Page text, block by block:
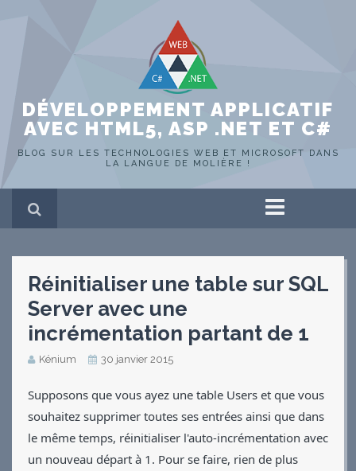
DÉVELOPPEMENT APPLICATIF
AVEC HTML5, ASP .NET ET C#
BLOG SUR LES TECHNOLOGIES WEB ET MICROSOFT DANS
LA LANGUE DE MOLIÈRE !
ASP .NET
C#
SQL Server
Portfolio
WEB
Applications
Jeux
Vidéos
CV
Contact
Réinitialiser une table sur SQL
Server avec une
incrémentation partant de 1
Kénium 30 janvier 2015
Supposons que vous ayez une table Users et que vous
souhaitez supprimer toutes ses entrées ainsi que dans
le même temps, réinitialiser l'auto-incrémentation avec
un nouveau départ à 1. Pour se faire, rien de plus